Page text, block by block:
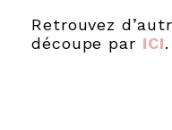
Retrouvez
découpe par ICI.